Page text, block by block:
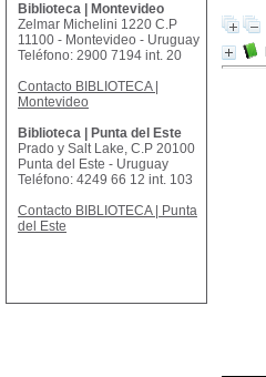
Biblioteca | Montevideo
Zelmar Michelini 1220 C.P
11100 - Montevideo - Uruguay
Teléfono: 2900 7194 int. 20
Contacto BIBLIOTECA |
Montevideo
Biblioteca | Punta del Este
Prado y Salt Lake, C.P 20100
Punta del Este - Uruguay
Teléfono: 4249 66 12 int. 103
Contacto BIBLIOTECA | Punta
del Este